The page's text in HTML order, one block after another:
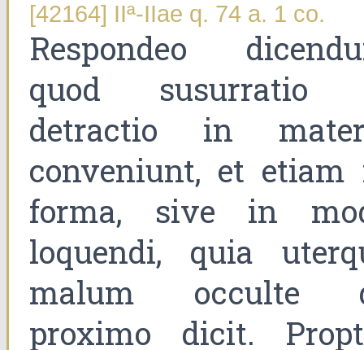
[42164] IIª-IIae q. 74 a. 1 co.
Respondeo
quod susurratio
detractio in
conveniunt, et etiam
forma, sive in
loquendi, quia
malum occulte
proximo dicit.